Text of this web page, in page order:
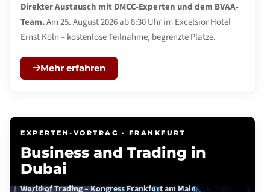
Direkter Austausch mit DMCC-Experten und dem BVAA-
Team.Am 25. August 2026 ab 8:30 Uhr im Excelsior Hotel
Ernst Köln – kostenlose Teilnahme, begrenzte Plätze.
Mehr erfahren
EXPERTEN-VORTRAG · FRANKFURT
Business and Trading in
Dubai
World of Trading – Kongress Frankfurt am Main